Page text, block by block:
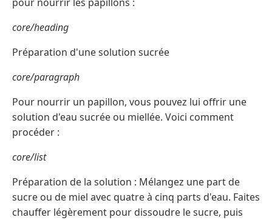
core/heading
Préparation d'une solution sucrée
core/paragraph
Pour nourrir un papillon, vous pouvez lui offrir une
solution d'eau sucrée ou miellée. Voici comment
procéder :
core/list
Préparation de la solution : Mélangez une part de
sucre ou de miel avec quatre à cinq parts d'eau. Faites
chauffer légèrement pour dissoudre le sucre, puis